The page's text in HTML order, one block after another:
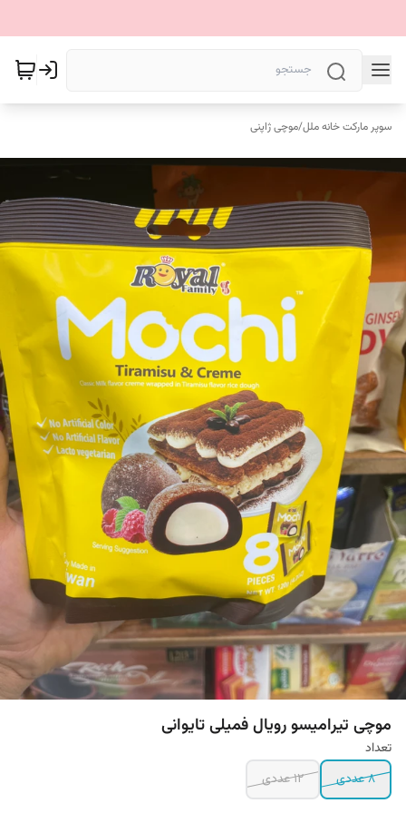
سوپر مارکت خانه ملل/موچی ژاپنی
موچی تیرامیسو رویال فمیلی تایوانی
تعداد
۸ عددی
۱۲ عددی